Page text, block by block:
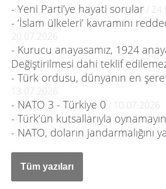
- Yeni Parti’ye hayati sorular/
- ‘İslam ülkeleri’ kavramını
20.07.2026
- Kurucu anayasamız, 1924
Değiştirilmesi dahi teklif
- Türk ordusu, dünyanın en
13.07.2026
- NATO 3 - Türkiye 0/ 10.07.2026
- Türk’ün kutsallarıyla
- NATO, doların jandarmalığını